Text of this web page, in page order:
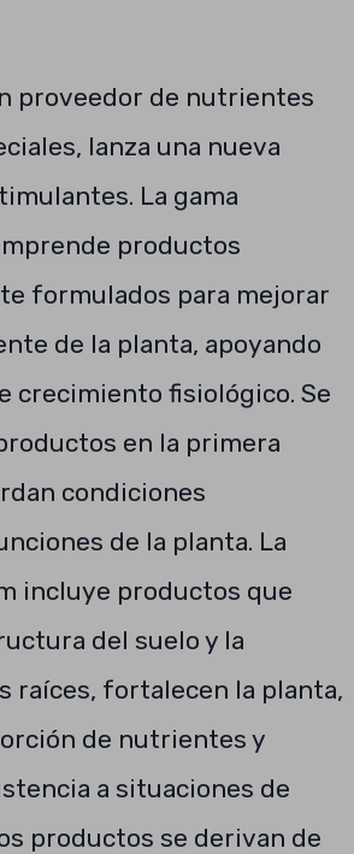
proveedor de nutrientes
lanza una nueva
La gama
productos
formulados para mejorar
de la planta, apoyando
crecimiento fisiológico. Se
en la primera
condiciones
de la planta. La
incluye productos que
del suelo y la
raíces, fortalecen la planta,
de nutrientes y
a situaciones de
productos se derivan de